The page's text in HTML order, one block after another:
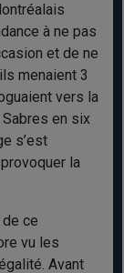
à ne pas
et de ne
menaient 3
vers la
en six
s’est
la
de ce
vu les
Avant